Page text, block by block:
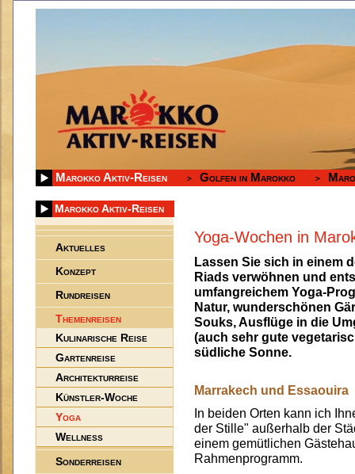
Marokko Aktiv-Reisen Golfen in Marokko
Yoga-Wochen in
Lassen Sie sich in einem
Riads verwöhnen und
umfangreichem Yoga-
Natur, wunderschönen
Souks, Ausflüge in die
(auch sehr gute
südliche Sonne.
Marrakech und Essaouira
In beiden Orten kann ich
der Stille" außerhalb der
einem gemütlichen
Rahmenprogramm.
Marokko Aktiv-Reisen
Aktuelles
Konzept
Rundreisen
Themenreisen
Kulinarische Reise
Gartenreise
Architekturreise
Künstler-Woche
Yoga
Wellness
Sonderreisen